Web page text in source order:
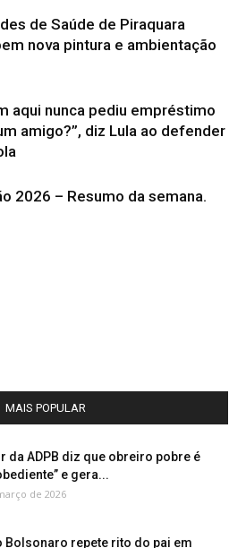
de Saúde de Piraquara
nova pintura e ambientação
aqui nunca pediu empréstimo
amigo?”, diz Lula ao defender
2026 – Resumo da semana.
MAIS POPULAR
da ADPB diz que obreiro pobre é
e gera...
de 2026
Bolsonaro repete rito do pai em